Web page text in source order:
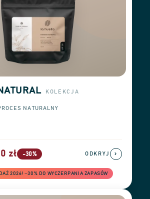
KOLEKCJA
NATURALNY
zł -30%
2026! −30% DO WYCZERPANIA ZAPASÓW
ODKRYJ ›